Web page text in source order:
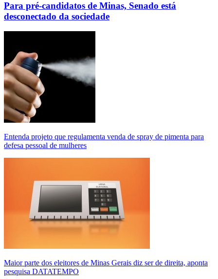
Para pré-candidatos de Minas, Senado está
desconectado da sociedade
Entenda projeto que regulamenta venda de spray de pimenta para
defesa pessoal de mulheres
Maior parte dos eleitores de Minas Gerais diz ser de direita, aponta
pesquisa DATATEMPO